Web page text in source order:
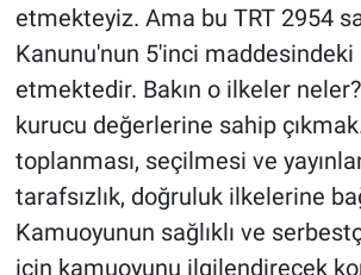
etmekteyiz. Ama bu TRT 2954
Kanunu'nun 5'inci
etmektedir. Bakın o ilkeler
kurucu değerlerine sahip
toplanması, seçilmesi ve
tarafsızlık, doğruluk ilkelerine
Kamuoyunun sağlıklı ve
için kamuoyunu ilgilendirecek